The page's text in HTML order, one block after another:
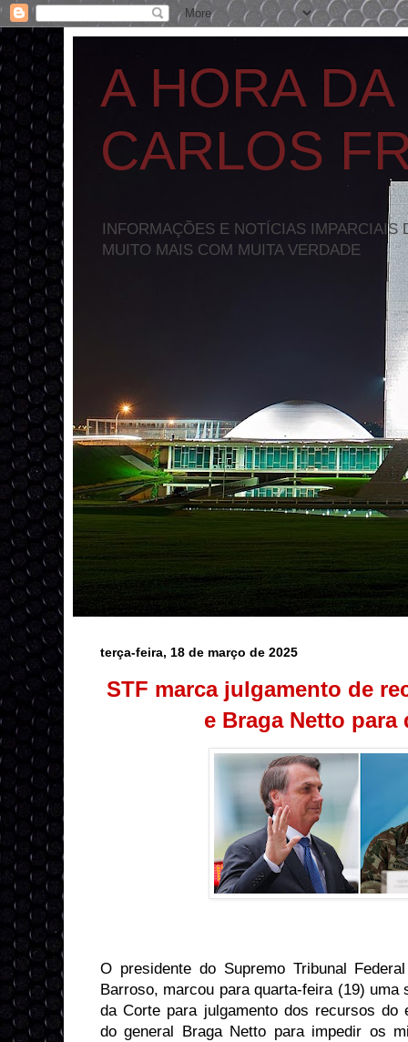
A HORA
CARLOS
INFORMAÇÕES E NOTÍCIAS
MUITO MAIS COM MUITA VERDADE
terça-feira, 18 de março de 2025
STF marca julgamento de
e Braga Netto para
O presidente do Supremo Tribunal
Barroso, marcou para quarta-feira (19)
da Corte para julgamento dos recursos do
do general Braga Netto para impedir os